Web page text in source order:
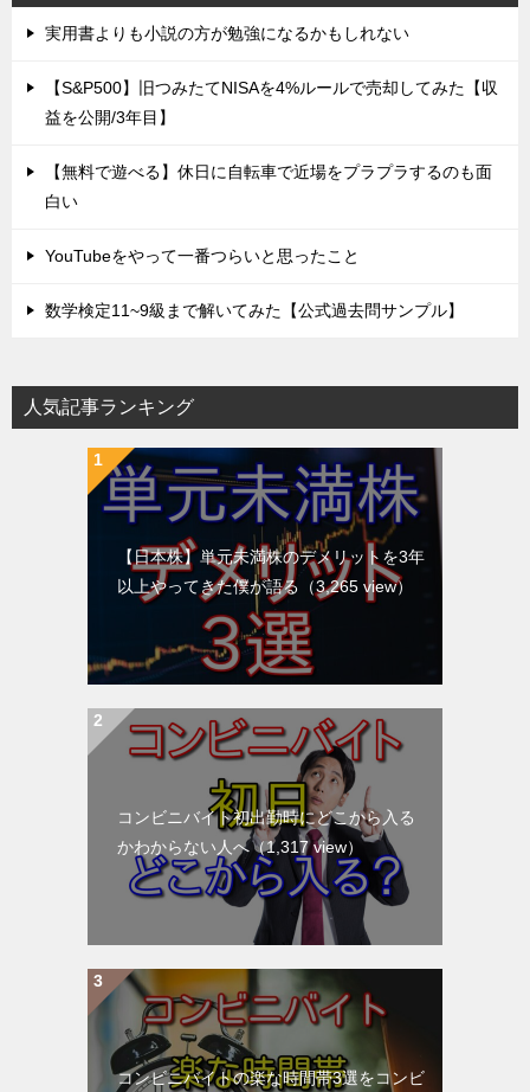
実用書よりも小説の方が勉強になるかもしれない
【S&P500】旧つみたてNISAを4%ルールで売却してみた【収
益を公開/3年目】
【無料で遊べる】休日に自転車で近場をプラプラするのも面
白い
YouTubeをやって一番つらいと思ったこと
数学検定11~9級まで解いてみた【公式過去問サンプル】
人気記事ランキング
【日本株】単元未満株のデメリットを3年
以上やってきた僕が語る （3,265 view）
コンビニバイト初出勤時にどこから入る
かわからない人へ（1,317 view）
コンビニバイトの楽な時間帯3選をコンビ